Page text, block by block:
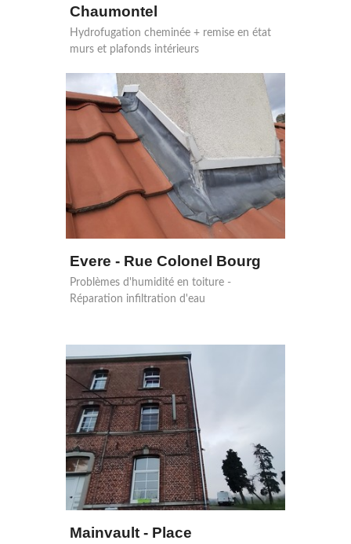
Chaumontel
Hydrofugation cheminée + remise en état
murs et plafonds intérieurs
Evere - Rue Colonel Bourg
Problèmes d'humidité en toiture -
Réparation infiltration d'eau
Mainvault - Place